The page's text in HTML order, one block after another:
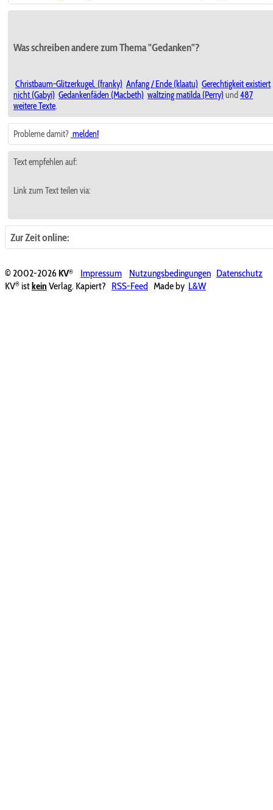
Was schreiben andere zum Thema "Gedanken"?
Christbaum-Glitzerkugel. (franky) Anfang / Ende (klaatu) Gerechtigkeit existiert
nicht (Gabyi) Gedankenfäden (Macbeth) waltzing matilda (Perry) und 487
weitere Texte.
Probleme damit? melden!
Text empfehlen auf:
Link zum Text teilen via:
Zur Zeit online:
© 2002-2026KV® Impressum Nutzungsbedingungen Datenschutz
KV® ist kein Verlag. Kapiert? RSS-Feed Made by L&W